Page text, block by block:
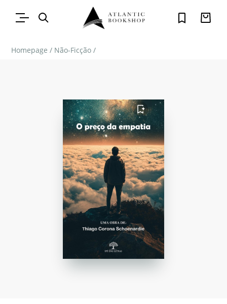
Homepage / Não-Ficção /
FAVORITO